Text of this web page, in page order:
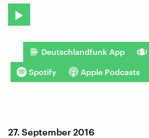
Deutschlandfunk App
Spotify Apple Podcasts
27. September 2016